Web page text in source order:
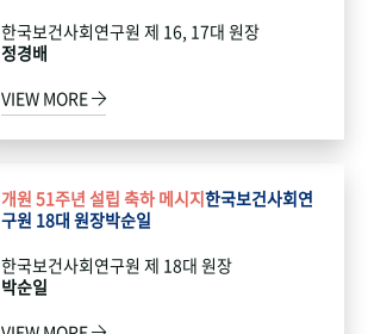
한국보건사회연구원 제 16, 17대 원장
정경배
VIEW MORE
개원 51주년 설립 축하 메시지한국보건사회연
구원 18대 원장박순일
한국보건사회연구원 제 18대 원장
박순일